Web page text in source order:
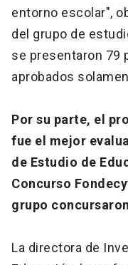
entorno escolar",
del grupo de
se presentaron 79
aprobados
Por su parte, el
fue el mejor
de Estudio de
Concurso
grupo
La directora de